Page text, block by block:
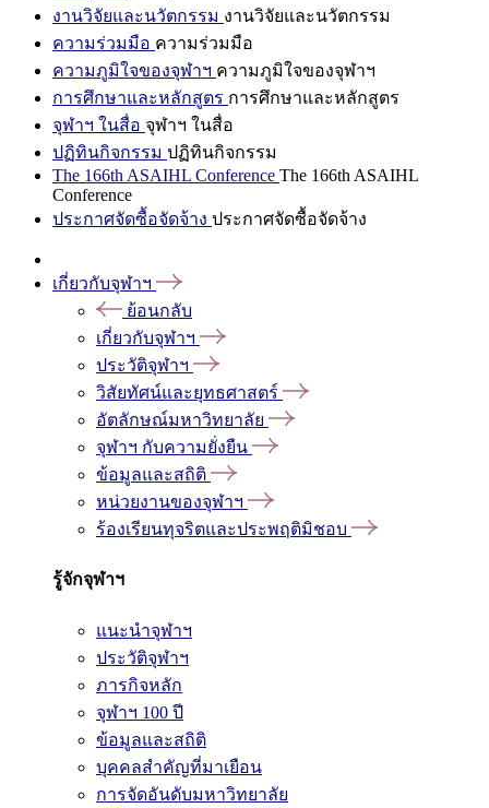
งานวิจัยและนวัตกรรม งานวิจัยและนวัตกรรม
ความร่วมมือ ความร่วมมือ
ความภูมิใจของจุฬาฯ ความภูมิใจของจุฬาฯ
การศึกษาและหลักสูตร การศึกษาและหลักสูตร
จุฬาฯ ในสื่อ จุฬาฯ ในสื่อ
ปฏิทินกิจกรรม ปฏิทินกิจกรรม
The 166th ASAIHL Conference The 166th ASAIHL
Conference
ประกาศจัดซื้อจัดจ้าง ประกาศจัดซื้อจัดจ้าง
เกี่ยวกับจุฬาฯ
ย้อนกลับ
เกี่ยวกับจุฬาฯ
ประวัติจุฬาฯ
วิสัยทัศน์และยุทธศาสตร์
อัตลักษณ์มหาวิทยาลัย
จุฬาฯ กับความยั่งยืน
ข้อมูลและสถิติ
หน่วยงานของจุฬาฯ
ร้องเรียนทุจริตและประพฤติมิชอบ
รู้จักจุฬาฯ
แนะนำจุฬาฯ
ประวัติจุฬาฯ
ภารกิจหลัก
จุฬาฯ 100 ปี
ข้อมูลและสถิติ
บุคคลสำคัญที่มาเยือน
การจัดอันดับมหาวิทยาลัย